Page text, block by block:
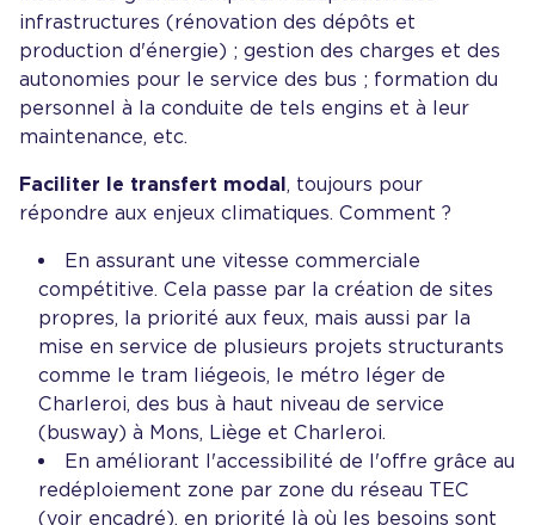
infrastructures (rénovation des dépôts et
production d'énergie) ; gestion des charges et des
autonomies pour le service des bus ; formation du
personnel à la conduite de tels engins et à leur
maintenance, etc.
Faciliter le transfert modal, toujours pour
répondre aux enjeux climatiques. Comment ?
En assurant une vitesse commerciale
compétitive. Cela passe par la création de sites
propres, la priorité aux feux, mais aussi par la
mise en service de plusieurs projets structurants
comme le tram liégeois, le métro léger de
Charleroi, des bus à haut niveau de service
(busway) à Mons, Liège et Charleroi.
En améliorant l'accessibilité de l'offre grâce au
redéploiement zone par zone du réseau TEC
(voir encadré), en priorité là où les besoins sont